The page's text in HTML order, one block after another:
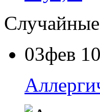
Случайные
03фев